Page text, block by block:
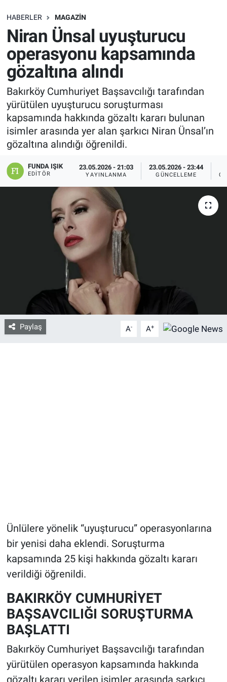
HABERLER MAGAZIN
Niran Ünsal uyuşturucu
operasyonu kapsamında
gözaltına alındı
Bakırköy Cumhuriyet Başsavcılığı tarafından
yürütülen uyuşturucu soruşturması
kapsamında hakkında gözaltı kararı bulunan
isimler arasında yer alan şarkıcı Niran Ünsal’ın
gözaltına alındığı öğrenildi.
FUNDA IŞIK
EDITÖR
23.05.2026 - 21:03
YAYINLANMA
23.05.2026 - 23:44
GÜNCELLEME
Paylaş A- A+
Ünlülere yönelik “uyuşturucu” operasyonlarına
bir yenisi daha eklendi. Soruşturma
kapsamında 25 kişi hakkında gözaltı kararı
verildiği öğrenildi.
BAKIRKÖY CUMHURİYET
BAŞSAVCILIĞI SORUŞTURMA
BAŞLATTI
Bakırköy Cumhuriyet Başsavcılığı tarafından
yürütülen operasyon kapsamında hakkında
SAĞLIK
EKONOMİ
EĞİTİM
ÖZEL HABER
Keşfet
ASTROLOJİ
MANŞET
RESMİ İLANLAR
Bize ulaşın
İletişim/Künye
Yaşam
Gözden Kaçmasın